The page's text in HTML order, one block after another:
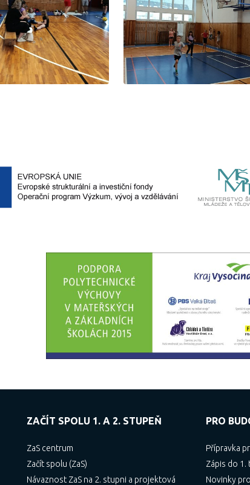
ZAČÍT SPOLU 1. A 2. STUPEŇ
ZaS centrum
Začít spolu (ZaS)
Návaznost ZaS na 2. stupni a projektová
PRO
Přípravka
Zápis do 1.
Novinky